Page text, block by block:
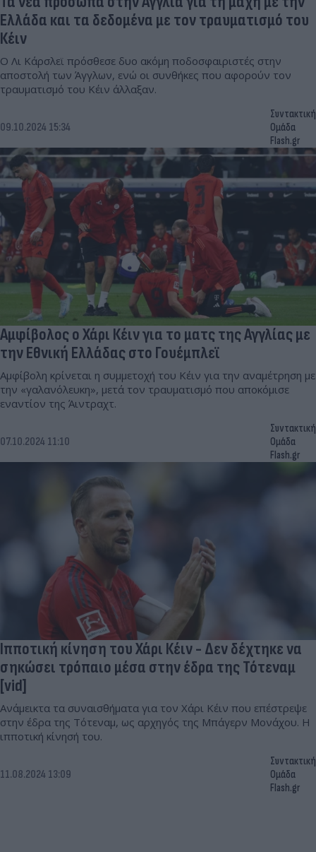
Ελλάδα και τα δεδομένα με τον τραυματισμό του
Κέιν
Ο Λι Κάρσλεϊ πρόσθεσε δυο ακόμη ποδοσφαιριστές στην
αποστολή των Άγγλων, ενώ οι συνθήκες που αφορούν τον
τραυματισμό του Κέιν άλλαξαν.
09.10.2024 15:34
Συντακτική
Ομάδα
Flash.gr
Αμφίβολος ο Χάρι Κέιν για το ματς της Αγγλίας με
την Εθνική Ελλάδας στο Γουέμπλεϊ
Αμφίβολη κρίνεται η συμμετοχή του Κέιν για την αναμέτρηση με
την «γαλανόλευκη», μετά τον τραυματισμό που αποκόμισε
εναντίον της Άιντραχτ.
07.10.2024 11:10
Συντακτική
Ομάδα
Flash.gr
Ιπποτική κίνηση του Χάρι Κέιν - Δεν δέχτηκε να
σηκώσει τρόπαιο μέσα στην έδρα της Τότεναμ
[vid]
Ανάμεικτα τα συναισθήματα για τον Χάρι Κέιν που επέστρεψε
στην έδρα της Τότεναμ, ως αρχηγός της Μπάγερν Μονάχου. Η
ιπποτική κίνησή του.
11.08.2024 13:09
Συντακτική
Ομάδα
Flash.gr